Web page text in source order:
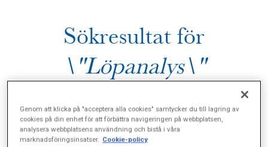
Sökresultat för
\"Löpanalys\"
Genom att klicka på "acceptera alla cookies" samtycker du till lagring av
cookies på din enhet för att förbättra navigeringen på webbplatsen,
analysera webbplatsens användning och bistå i våra
marknadsföringsinsatser. Cookie-policy